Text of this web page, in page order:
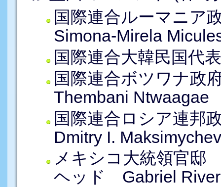
国際連合ルーマニ
Simona-Mirela
国際連合大韓民国
国際連合ボツワナ
Thembani Ntwaagae
国際連合ロシア連
Dmitry I. Maksimychev
メキシコ大統領官
ヘッド Gabriel